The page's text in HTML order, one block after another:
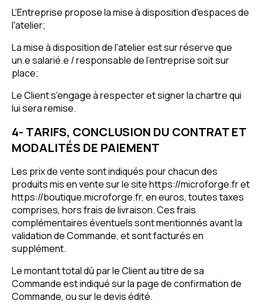
L'Entreprise propose la mise à disposition d'espaces de
l'atelier;
La mise à disposition de l'atelier est sur réserve que
un.e salarié.e / responsable de l'entreprise soit sur
place;
Le Client s'engage à respecter et signer la chartre qui
lui sera remise.
4- TARIFS, CONCLUSION DU CONTRAT ET
MODALITÉS DE PAIEMENT
Les prix de vente sont indiqués pour chacun des
produits mis en vente sur le site https://microforge.fr et
https://boutique.microforge.fr, en euros, toutes taxes
comprises, hors frais de livraison. Ces frais
complémentaires éventuels sont mentionnés avant la
validation de Commande, et sont facturés en
supplément.
Le montant total dû par le Client au titre de sa
Commande est indiqué sur la page de confirmation de
Commande, ou sur le devis édité.